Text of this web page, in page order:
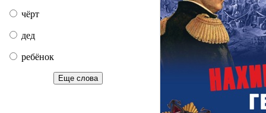
чёрт
дед
ребёнок
Еще слова